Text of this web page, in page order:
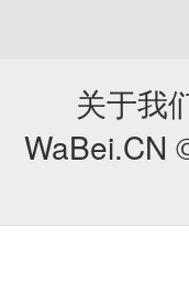
关于我
WaBei.CN